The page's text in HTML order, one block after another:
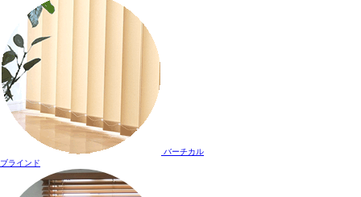
バーチカル
ブラインド